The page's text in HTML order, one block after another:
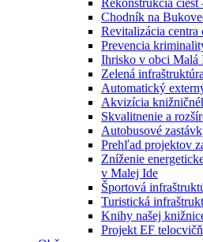
Rekonštrukcia
Chodník na
Revitalizácia centra
Prevencia
Ihrisko v obci Malá
Zelená
Automatický
Akvizícia
Skvalitnenie a
Autobusové
Prehľad projektov
Zníženie
v Malej Ide
Športová
Turistická
Knihy našej
Projekt EF